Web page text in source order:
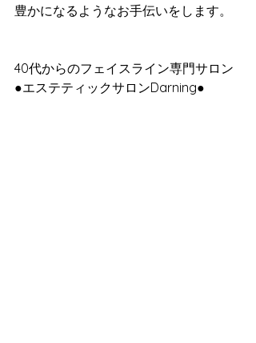
豊かになるようなお手伝いをします。
40代からのフェイスライン専門サロン
●エステティックサロンDarning●